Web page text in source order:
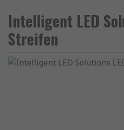
Intelligent LED
Streifen